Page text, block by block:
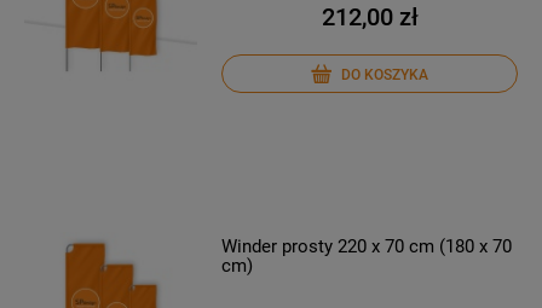
212,00 zł
DO KOSZYKA
Winder prosty 220 x 70 cm (180 x 70
cm)